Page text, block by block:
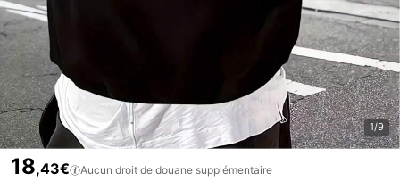
1/9
18,43€ Aucun droit de douane supplémentaire